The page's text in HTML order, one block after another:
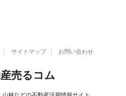
サイトマップ お問い合わせ
売るコム